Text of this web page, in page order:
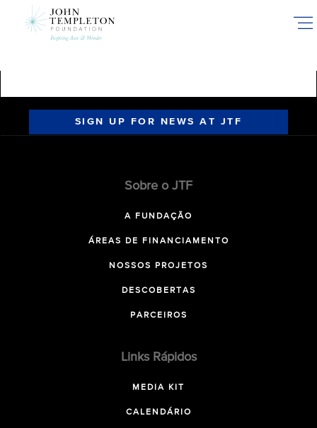
SIGN UP FOR NEWS AT JTF
Sobre o JTF
A FUNDAÇÃO
ÁREAS DE FINANCIAMENTO
NOSSOS PROJETOS
DESCOBERTAS
PARCEIROS
Links Rápidos
MEDIA KIT
CALENDÁRIO